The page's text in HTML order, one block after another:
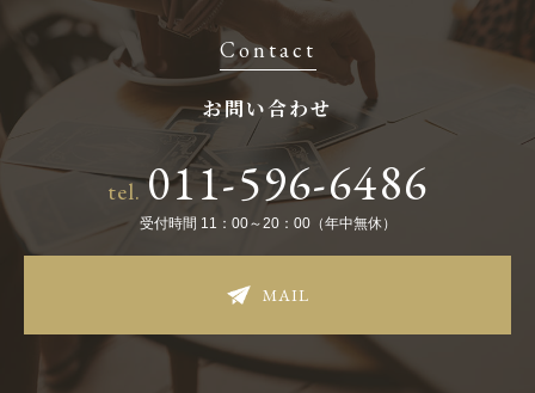
Contact
お問い合わせ
tel.011-596-6486
受付時間 11：00～20：00（年中無休）
MAIL